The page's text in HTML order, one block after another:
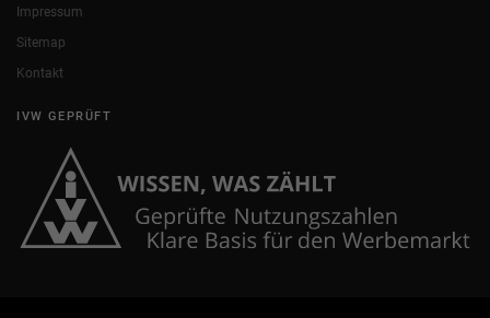
Impressum
Sitemap
Kontakt
IVW GEPRÜFT